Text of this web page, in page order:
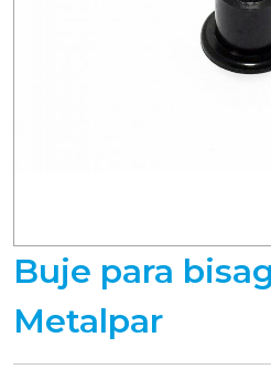
Buje para
Metalpar